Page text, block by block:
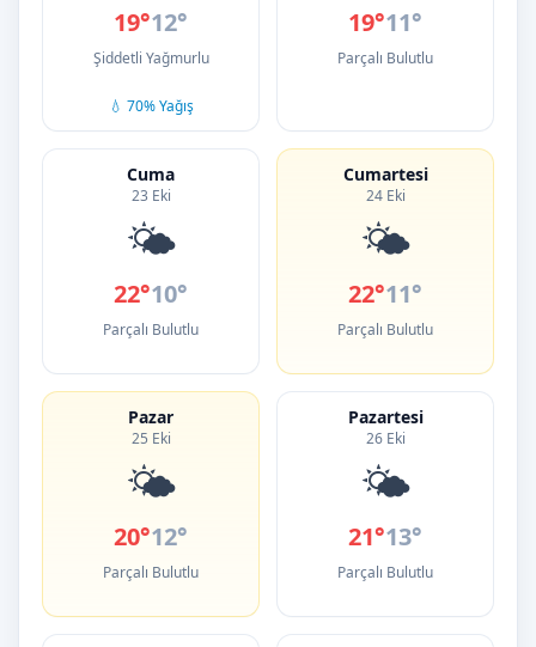
19°12°
Şiddetli Yağmurlu
💧 70% Yağış
19°11°
Parçalı Bulutlu
Cuma
23 Eki
🌤️
22°10°
Parçalı Bulutlu
Cumartesi
24 Eki
🌤️
22°11°
Parçalı Bulutlu
Pazar
25 Eki
🌤️
20°12°
Parçalı Bulutlu
Pazartesi
26 Eki
🌤️
21°13°
Parçalı Bulutlu